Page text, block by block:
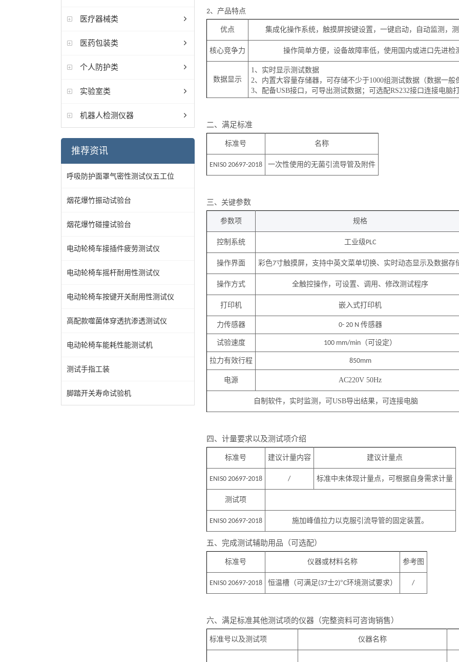
医疗器械类
医药包装类
个人防护类
实验室类
机器人检测仪器
推荐资讯
呼吸防护面罩气密性测试仪五工位
烟花爆竹振动试验台
烟花爆竹碰撞试验台
电动轮椅车接插件疲劳测试仪
电动轮椅车摇杆耐用性测试仪
电动轮椅车按键开关耐用性测试仪
高配款噬菌体穿透抗渗透测试仪
电动轮椅车能耗性能测试机
测试手指工装
脚踏开关寿命试验机
2、产品特点
优点 集成化操作系统，触摸屏按键设置，一键启动，自动监测，
核心竞争力 操作简单方便，设备故障率低，使用国内或进口先进
数据显示
1、 实时显示测试数据
2、 内置大容量存储器，可存储不少于1000组测试数据（数据一般
3、 配备USB接口，可导出测试数据；可选配RS232接口连接电脑
二、满足标准
标准号 名称
ENIS0 20697-2018 一次性使用的无菌引流导管及附件
三、关键参数
参数项 规格
控制系统 工业级PLC
操作界面 彩色7寸触摸屏， 支持中英文菜单切换、实时动态显示及数据存
操作方式 全触控操作，可设置、调用、修改测试程序
打印机 嵌入式打印机
力传感器 0- 20 N 传感器
试验速度 100 mm/min （可设定）
拉力有效行程 850mm
电源 AC220V 50Hz
自制软件，实时监测，可USB导出结果，可连接电脑
四、计量要求以及测试项介绍
标准号 建议计量内容 建议计量点
ENIS0 20697-2018 / 标准中未体现计量点，可根据自身需求计量
测试项
ENIS0 20697-2018 施加峰值拉力以克服引流导管的固定装置。
五、完成测试辅助用品（可选配）
标准号 仪器或材料名称 参考图
ENIS0 20697-2018 恒温槽 （可满足(37士2)°C环境测试要求） /
六、满足标准其他测试项的仪器（完整资料可咨询销售）
标准号以及测试项 仪器名称